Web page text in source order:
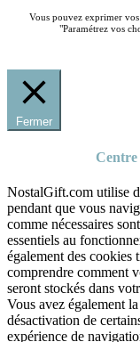
Vous pouvez exprimer
"Paramétrez vos
Fermer
Centre
NostalGift.com utilise
pendant que vous
comme nécessaires
essentiels au
également des cookies
comprendre comment
seront stockés dans
Vous avez également
désactivation de
expérience de